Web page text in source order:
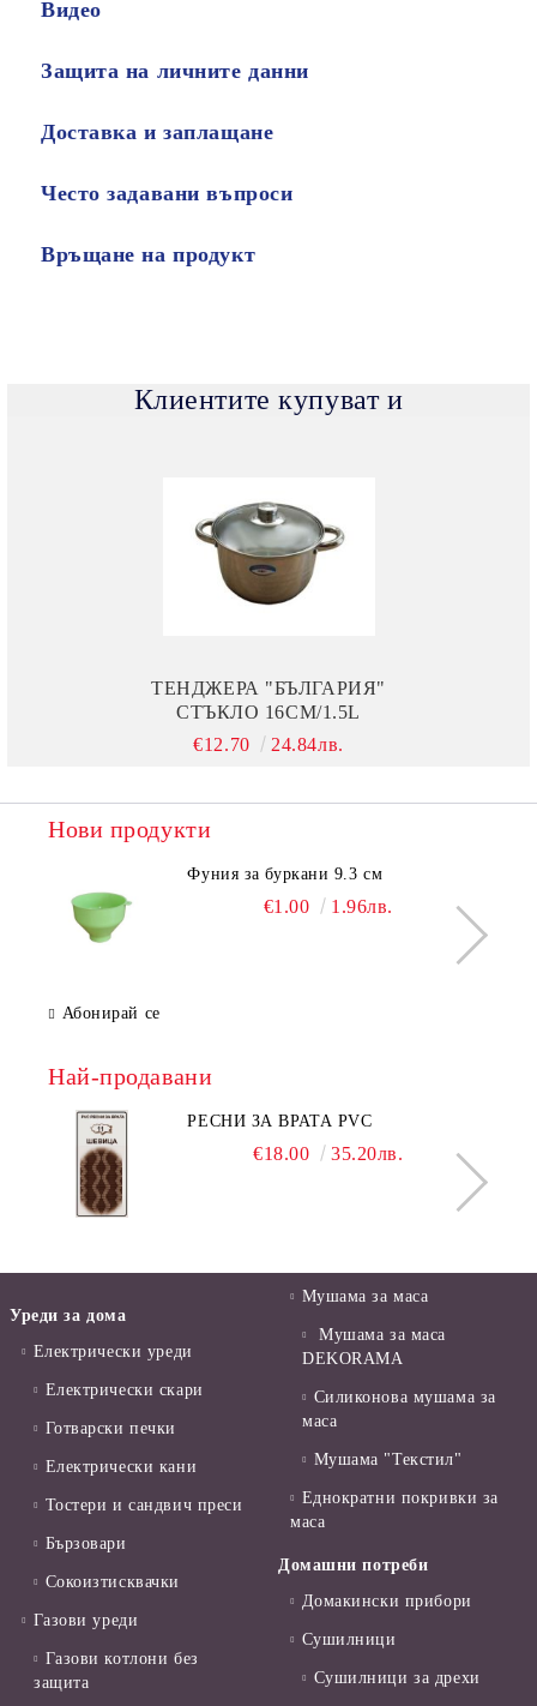
Видео
Защита на личните данни
Доставка и заплащане
Често задавани въпроси
Връщане на продукт
Клиентите купуват и
ТЕНДЖЕРА "БЪЛГАРИЯ"
СТЪКЛО 16СМ/1.5L
€12.70
24.84лв.
Нови продукти
Фуния за буркани 9.3 см
€1.00 1.96лв.
Абонирай се
Най-продавани
РЕСНИ ЗА ВРАТА PVC
€18.00 35.20лв.
Уреди за дома
Електрически уреди
Електрически скари
Готварски печки
Електрически кани
Тостери и сандвич преси
Бързовари
Сокоизтисквачки
Газови уреди
Газови котлони без
защита
Мушама за маса
Мушама за маса
DEKORAMA
Силиконова мушама за
маса
Мушама "Текстил"
Еднократни покривки за
маса
Домашни потреби
Домакински прибори
Сушилници
Сушилници за дрехи